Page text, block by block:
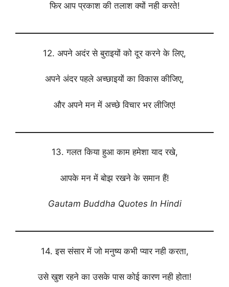
फिर आप प्रकाश की तलाश क्यों नही करते!
12. अपने अदंर से बुराइयों को दूर करने के लिए,
अपने अंदर पहले अच्छाइयों का विकास कीजिए,
और अपने मन में अच्छे विचार भर लीजिए!
13. गलत किया हुआ काम हमेशा याद रखे,
आपके मन में बोझ रखने के समान हैं!
Gautam Buddha Quotes In Hindi
14. इस संसार में जो मनुष्य कभी प्यार नही करता,
उसे खुश रहने का उसके पास कोई कारण नही होता!